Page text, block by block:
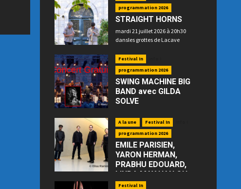
programmation 2026
STRAIGHT HORNS
mardi 21 juillet 2026 à 20h30
dansles grottes de Lacave
Festival In
programmation 2026
SWING MACHINE BIG
BAND avec GILDA
SOLVE
place P. Betz à Souillac - GRATUIT -
A la une Festival In
programmation 2026
EMILE PARISIEN,
YARON HERMAN,
PRABHU EDOUARD,
LINDA MAY HAN OH
—“Floating”
Festival In